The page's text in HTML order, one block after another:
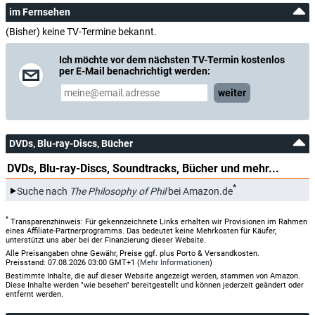
im Fernsehen
(Bisher) keine TV-Termine bekannt.
Ich möchte vor dem nächsten TV-Termin kostenlos
per E-Mail benachrichtigt werden:
weiter
DVDs, Blu-ray-Discs, Bücher
DVDs, Blu-ray-Discs, Soundtracks, Bücher und mehr...
Suche nach The Philosophy of Philbei Amazon.de*
* Transparenzhinweis: Für gekennzeichnete Links erhalten wir Provisionen im Rahmen
eines Affiliate-Partnerprogramms. Das bedeutet keine Mehrkosten für Käufer,
unterstützt uns aber bei der Finanzierung dieser Website.
Alle Preisangaben ohne Gewähr, Preise ggf. plus Porto & Versandkosten.
Preisstand: 07.08.2026 03:00 GMT+1 (Mehr Informationen)
Bestimmte Inhalte, die auf dieser Website angezeigt werden, stammen von Amazon.
Diese Inhalte werden "wie besehen" bereitgestellt und können jederzeit geändert oder
entfernt werden.